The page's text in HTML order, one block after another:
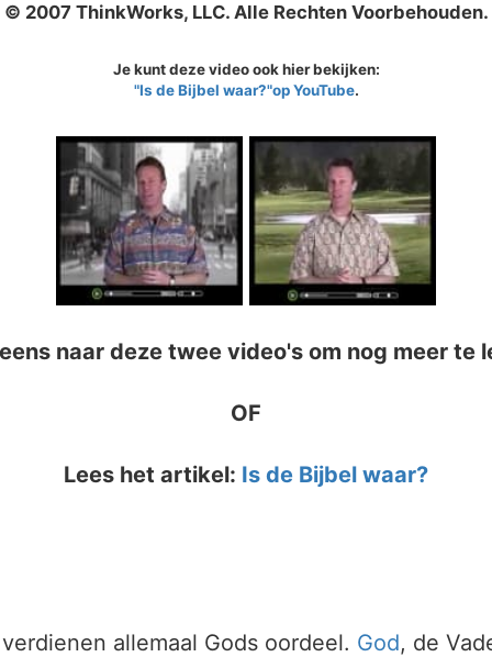
© 2007 ThinkWorks, LLC. Alle Rechten Voorbehouden.
Je kunt deze video ook hier bekijken:
"Is de Bijbel waar?"op YouTube.
naar deze twee video's om nog meer te
OF
Lees het artikel: Is de Bijbel waar?
allemaal Gods oordeel. God, de